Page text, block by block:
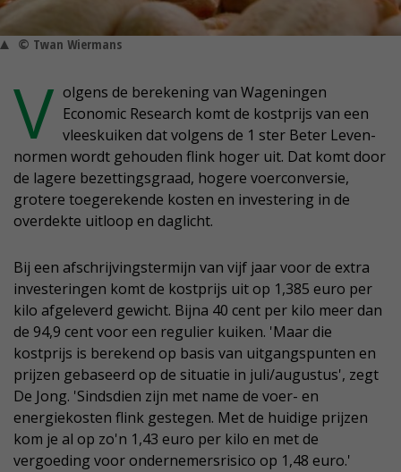
© Twan Wiermans
V olgens de berekening van Wageningen
Economic Research komt de kostprijs van een
vleeskuiken dat volgens de 1 ster Beter Leven-
normen wordt gehouden flink hoger uit. Dat komt door
de lagere bezettingsgraad, hogere voerconversie,
grotere toegerekende kosten en investering in de
overdekte uitloop en daglicht.
Bij een afschrijvingstermijn van vijf jaar voor de extra
investeringen komt de kostprijs uit op 1,385 euro per
kilo afgeleverd gewicht. Bijna 40 cent per kilo meer dan
de 94,9 cent voor een regulier kuiken. 'Maar die
kostprijs is berekend op basis van uitgangspunten en
prijzen gebaseerd op de situatie in juli/augustus', zegt
De Jong. 'Sindsdien zijn met name de voer- en
energiekosten flink gestegen. Met de huidige prijzen
kom je al op zo'n 1,43 euro per kilo en met de
vergoeding voor ondernemersrisico op 1,48 euro.'